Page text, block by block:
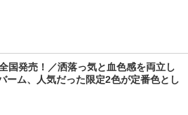
国発売！／洒落っ気と血色感を両立し
ーム、人気だった限定2色が定番色とし